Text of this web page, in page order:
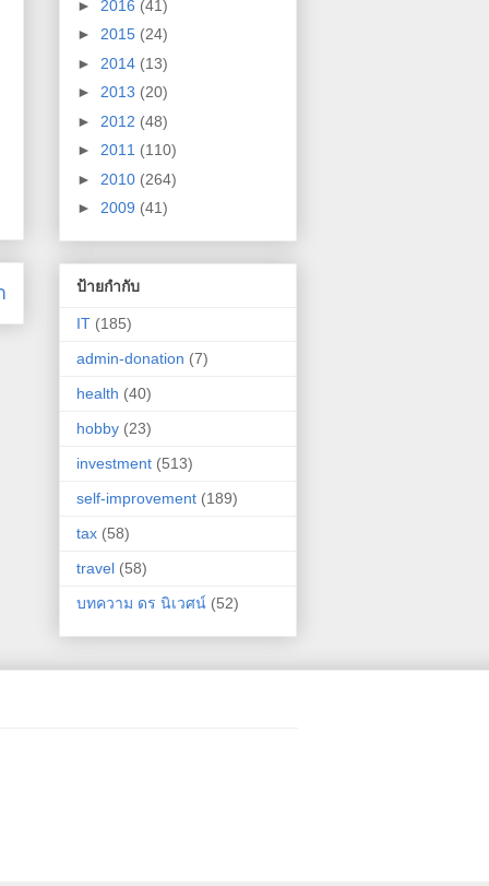
► 2016 (41)
► 2015 (24)
► 2014 (13)
► 2013 (20)
► 2012 (48)
► 2011 (110)
► 2010 (264)
► 2009 (41)
ป้ายกำกับ
IT (185)
admin-donation (7)
health (40)
hobby (23)
investment (513)
self-improvement (189)
tax (58)
travel (58)
บทความ ดร นิเวศน์ (52)